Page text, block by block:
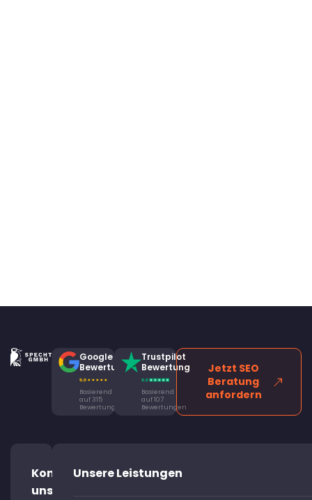
Google
Bewertung
Basierend
auf 315
Bewertungen
Trustpilot
Bewertung
Basierend
auf 107
Bewertungen
Jetzt SEO
Beratung
anfordern
Kontaktiere
uns!
Unsere Leistungen